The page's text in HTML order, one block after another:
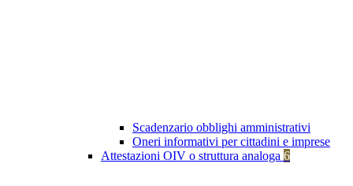
Scadenzario obblighi amministrativi
Oneri informativi per cittadini e imprese
Attestazioni OIV o struttura analoga 6